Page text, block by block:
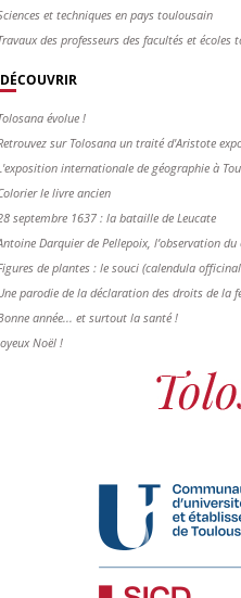
et techniques en pays toulousain
des professeurs des facultés et écoles
DÉCOUVRIR
évolue !
sur Tolosana un traité d'Aristote
internationale de géographie à
le livre ancien
septembre 1637 : la bataille de Leucate
Darquier de Pellepoix, l’observation
de plantes : le souci (calendula
parodie de la déclaration des droits de la
année... et surtout la santé !
Noël !